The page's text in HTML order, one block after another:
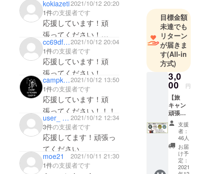
kokiazeti2021/10/12 20:20
1件の支援者です
応援しています！頑
張ってください！
いつも投稿にいいね！
下さりありがとうござ
います！励みになりま
す！
cc69df96afd42021/10/12 20:04
1件の支援者です
応援しています！頑
張ってください！
campkitchencloth2021/10/12 13:50
1件の支援者です
応援しています！頑
張ってください！！！
user_ 10kb8986f73j 2021/10/12 12:34
3件の支援者です
応援してます！頑張っ
てください
moe21
2021/10/11 21:30
1件の支援者です
人、眉毛と
目がもうす
ぐくっつき
そうな方。
"もっとキャ
ンプやアウ
トドアにつ
いて知って
ほしい"、"気
軽に始めて
ほしい"、ま
たSNSを通
して"多くの
方々と繋が
りたい"と
目標金額
未達でも
リターン
が届きま
す(All-in
方式)
3,0
00 円
【旅
キャン
頑張
れ！と
にかく
応援プ
ランA】
（3000
円、
5000
支援
者：
46人
お届
け予
定：
2021